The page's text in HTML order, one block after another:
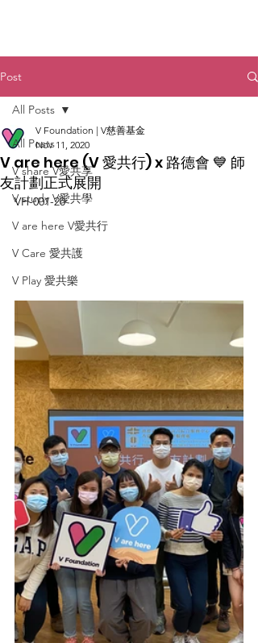
Post
All Posts
V share V愛共享
V study V愛共學
V are here V愛共行
V Care 愛共護
V Play 愛共樂
All Posts
V are here (V 愛共行) x 路德會 💙 師
友計劃正式展開
V Foundation | V慈善基金
Nov 11, 2020
VH-001-20